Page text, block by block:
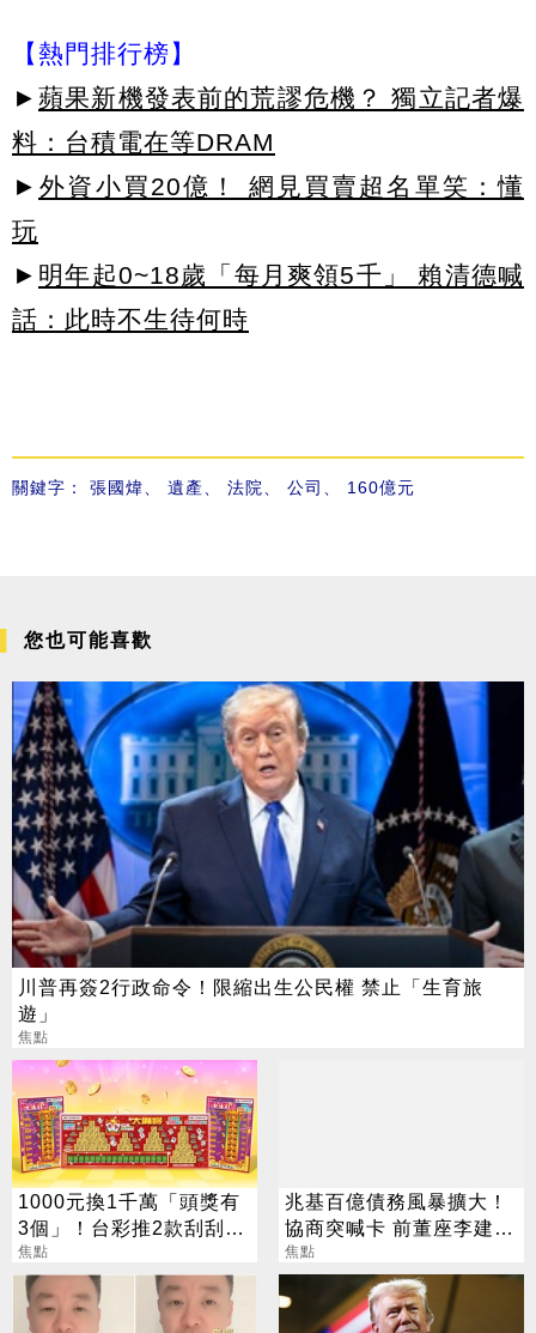
【熱門排行榜】
► 蘋果新機發表前的荒謬危機？ 獨立記者爆
料：台積電在等DRAM
► 外資小買20億！ 網見買賣超名單笑：懂
玩
► 明年起0~18歲「每月爽領5千」 賴清德喊
話：此時不生待何時
關鍵字： 張國煒 遺產 法院 公司 160億元
您也可能喜歡
川普再簽2行政命令！限縮出生公民權 禁止「生育旅
遊」
焦點
1000元換1千萬「頭獎有
3個」！台彩推2款刮刮樂
總獎金逾33億
焦點
兆基百億債務風暴擴大！
協商突喊卡 前董座李建成
遭檢調搜索
焦點